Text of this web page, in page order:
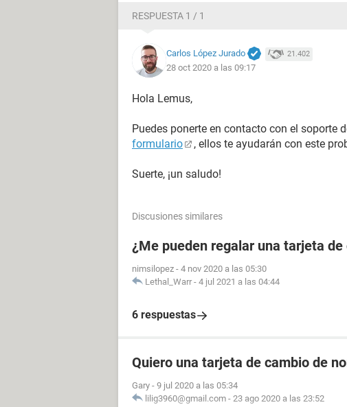
RESPUESTA 1 / 1
Carlos López Jurado 21.402
28 oct 2020 a las 09:17
Hola Lemus,
Puedes ponerte en contacto con el soporte
formulario
, ellos te ayudarán con este
Suerte, ¡un saludo!
Discusiones similares
¿Me pueden regalar una tarjeta
nimsilopez - 4 nov 2020 a las 05:30
Lethal_Warr - 4 jul 2021 a las 04:44
6 respuestas
Quiero una tarjeta de cambio de
Gary - 9 jul 2020 a las 05:34
lilig3960@gmail.com - 23 ago 2020 a las 23:52